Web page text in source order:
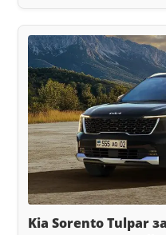
Kia Sorento Tulpar